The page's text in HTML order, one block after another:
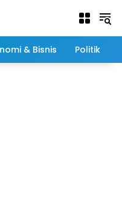
& Bisnis Politik